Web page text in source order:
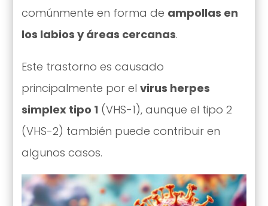
comúnmente en forma de ampollas en
los labios y áreas cercanas.
Este trastorno es causado
principalmente por el virus herpes
simplex tipo 1 (VHS-1), aunque el tipo 2
(VHS-2) también puede contribuir en
algunos casos.